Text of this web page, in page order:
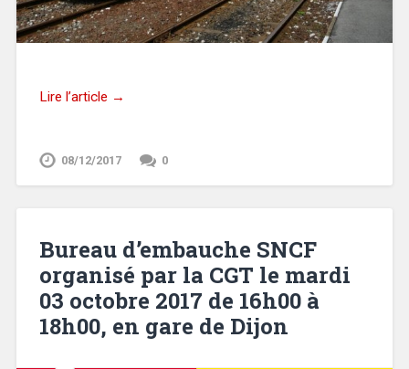
Lire l’article →
08/12/2017 0
Bureau d’embauche SNCF
organisé par la CGT le mardi
03 octobre 2017 de 16h00 à
18h00, en gare de Dijon